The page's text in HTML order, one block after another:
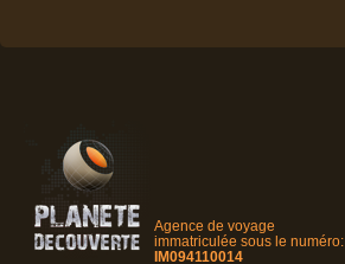
Agence de voyage
immatriculée sous le numéro:
IM094110014